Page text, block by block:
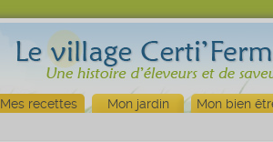
Mes recettes Mon jardin Mon bien